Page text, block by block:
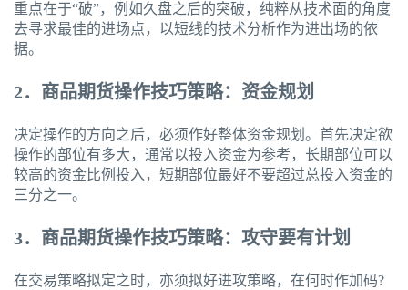
重点在于“破”，例如久盘之后的突破，纯粹从技术面的角度
去寻求最佳的进场点，以短线的技术分析作为进出场的依
据。
2．商品期货操作技巧策略：资金规划
决定操作的方向之后，必须作好整体资金规划。首先决定欲
操作的部位有多大，通常以投入资金为参考，长期部位可以
较高的资金比例投入，短期部位最好不要超过总投入资金的
三分之一。
3．商品期货操作技巧策略：攻守要有计划
在交易策略拟定之时，亦须拟好进攻策略，在何时作加码?